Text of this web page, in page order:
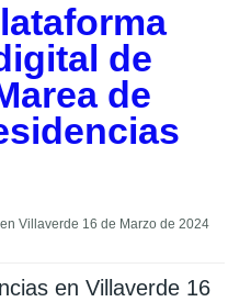
de
de
Villaverde 16 de Marzo de 2024
en Villaverde 16